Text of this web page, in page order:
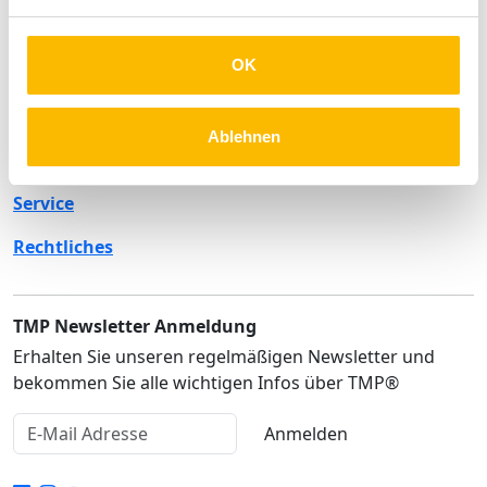
OK
Ablehnen
Produkte
Lösungen
Service
Rechtliches
TMP Newsletter Anmeldung
Erhalten Sie unseren regelmäßigen Newsletter und
bekommen Sie alle wichtigen Infos über TMP®
Anmelden